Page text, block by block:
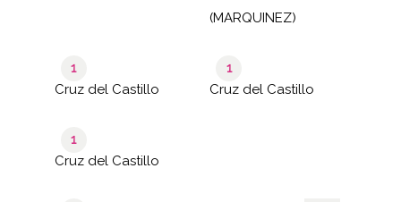
(MARQUINEZ)
1
Cruz del Castillo
1
Cruz del Castillo
1
Cruz del Castillo